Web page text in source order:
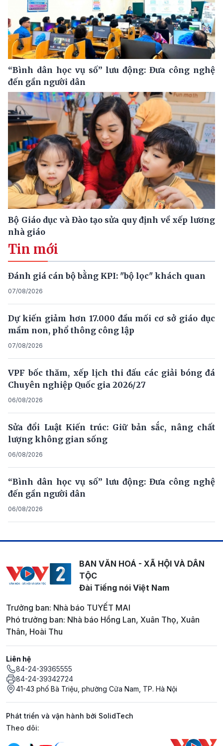
“Bình dân học vụ số” lưu động: Đưa công nghệ
đến gần người dân
Bộ Giáo dục và Đào tạo sửa quy định về xếp lương
nhà giáo
Tin mới
Đánh giá cán bộ bằng KPI: "bộ lọc" khách quan
07/08/2026
Dự kiến giảm hơn 17.000 đầu mối cơ sở giáo dục
mầm non, phổ thông công lập
07/08/2026
VPF bốc thăm, xếp lịch thi đấu các giải bóng đá
Chuyên nghiệp Quốc gia 2026/27
06/08/2026
Sửa đổi Luật Kiến trúc: Giữ bản sắc, nâng chất
lượng không gian sống
06/08/2026
“Bình dân học vụ số” lưu động: Đưa công nghệ
đến gần người dân
06/08/2026
BAN VĂN HOÁ - XÃ HỘI VÀ DÂN
TỘC
Đài Tiếng nói Việt Nam
Trưởng ban: Nhà báo TUYẾT MAI
Phó trưởng ban: Nhà báo Hồng Lan, Xuân Thọ, Xuân
Thân, Hoài Thu
Liên hệ
84-24-39365555
84-24-39342724
41-43 phố Bà Triệu, phường Cửa Nam, TP. Hà Nội
Phát triển và vận hành bởi SolidTech
Mạng xã hội
Theo dõi: